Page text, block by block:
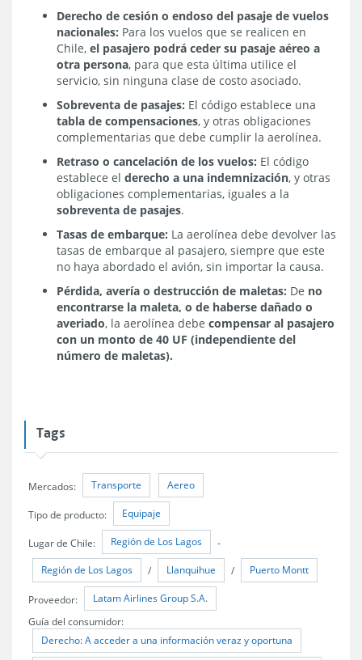
Derecho de cesión o endoso del pasaje de vuelos
nacionales: Para los vuelos que se realicen en
Chile, el pasajero podrá ceder su pasaje aéreo a
otra persona, para que esta última utilice el
servicio, sin ninguna clase de costo asociado.
Sobreventa de pasajes: El código establece una
tabla de compensaciones, y otras obligaciones
complementarias que debe cumplir la aerolínea.
Retraso o cancelación de los vuelos: El código
establece el derecho a una indemnización, y otras
obligaciones complementarias, iguales a la
sobreventa de pasajes.
Tasas de embarque: La aerolínea debe devolver las
tasas de embarque al pasajero, siempre que este
no haya abordado el avión, sin importar la causa.
Pérdida, avería o destrucción de maletas: De no
encontrarse la maleta, o de haberse dañado o
averiado, la aerolínea debe compensar al pasajero
con un monto de 40 UF (independiente del
número de maletas).
Tags
Mercados: Transporte Aereo
Tipo de producto: Equipaje
Lugar de Chile: Región de Los Lagos -
Región de Los Lagos / Llanquihue / Puerto Montt
Proveedor: Latam Airlines Group S.A.
Guía del consumidor:
Derecho: A acceder a una información veraz y oportuna